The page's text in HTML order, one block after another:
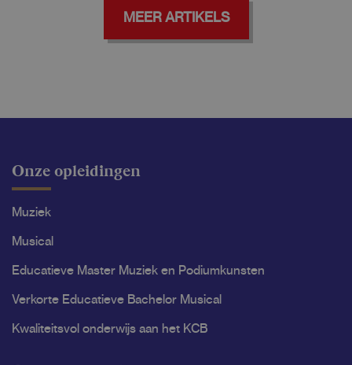
MEER ARTIKELS
Onze opleidingen
Muziek
Musical
Educatieve Master Muziek en Podiumkunsten
Verkorte Educatieve Bachelor Musical
Kwaliteitsvol onderwijs aan het KCB